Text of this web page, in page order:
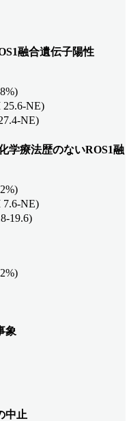
融合遺伝子陽性
25.6-NE)
NE)
学療法歴のないROS1融
7.6-NE)
19.6)
象
中止